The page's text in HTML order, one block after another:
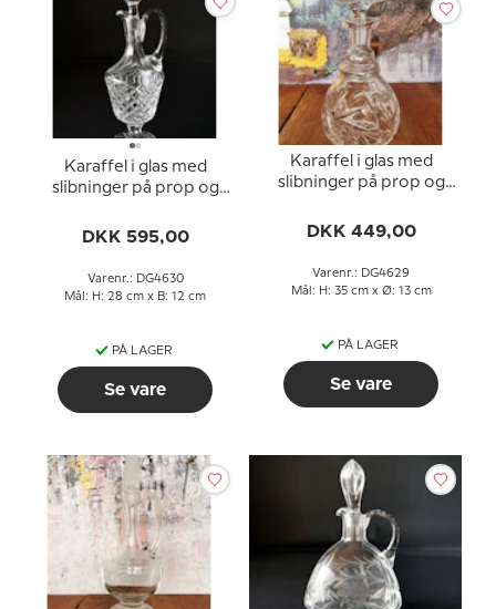
Karaffel i glas med
slibninger på prop og
DKK 595,00
Varenr.: DG4630
Mål: H: 28 cm x B: 12 cm
PÅ LAGER
Se vare
Karaffel i glas med
slibninger på prop og
DKK 449,00
Varenr.: DG4629
Mål: H: 35 cm x Ø: 13 cm
PÅ LAGER
Se vare